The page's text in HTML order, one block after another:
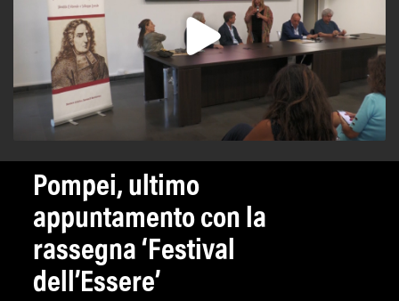
Pompei, ultimo
appuntamento con la
rassegna ‘Festival
dell’Essere’